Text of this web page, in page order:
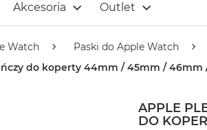
Akcesoria Outlet
Watch
Paski do Apple Watch
do koperty 44mm / 45mm / 46mm
APPLE
DO